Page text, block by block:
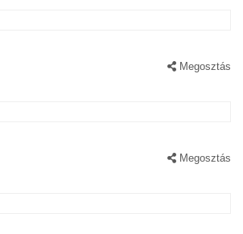
Megosztás
Megosztás